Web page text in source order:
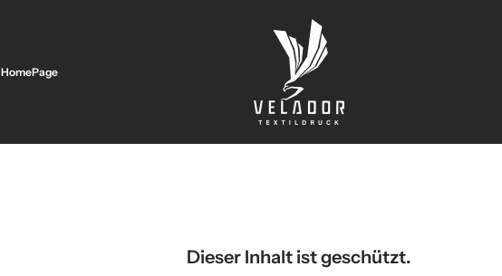
HomePage
Velador
Textildruck
Dieser Inhalt ist geschützt.